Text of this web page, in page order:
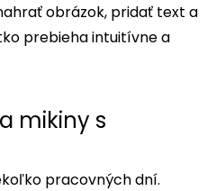
obrázok, pridať text a
prebieha intuitívne a
mikiny s
pracovných dní.